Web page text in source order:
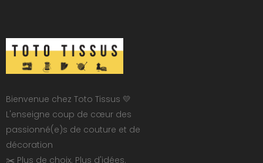
Bienvenue chez Toto Tissus 💛
L'enseigne coup de cœur des
passionné(e)s de couture et de
décoration
✂️ Plus de choix. Plus d'idées.